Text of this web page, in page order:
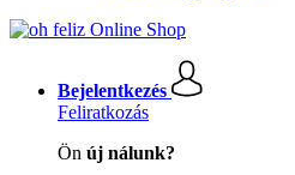
Bejelentkezés
Feliratkozás
Ön új nálunk?